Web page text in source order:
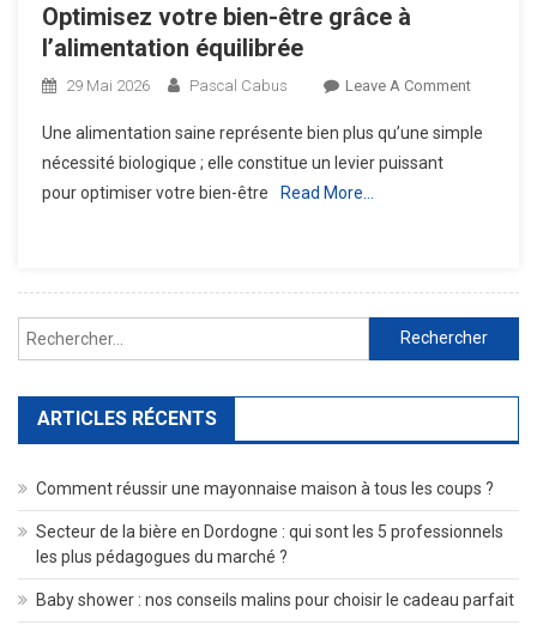
Optimisez votre bien-être grâce à
l’alimentation équilibrée
29 Mai 2026 Pascal Cabus Leave A CommentOn
Votre
Une alimentation saine représente bien plus qu’une simple
nécessité biologique ; elle constitue un levier puissant
pour optimiser votre bien-être
Read More…
Rechercher :
ARTICLES RÉCENTS
Comment réussir une mayonnaise maison à tous les coups ?
Secteur de la bière en Dordogne : qui sont les 5 professionnels
les plus pédagogues du marché ?
Baby shower : nos conseils malins pour choisir le cadeau parfait